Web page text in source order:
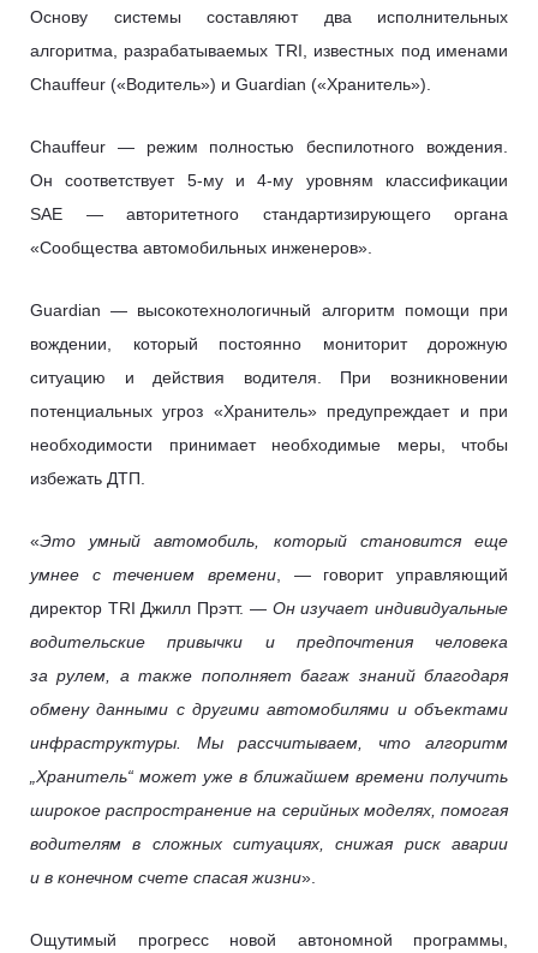
Основу системы составляют два исполнительных
алгоритма, разрабатываемых TRI, известных под именами
Chauffeur («Водитель») и Guardian («Хранитель»).
Chauffeur — режим полностью беспилотного вождения.
Он соответствует 5-му и 4-му уровням классификации
SAE — авторитетного стандартизирующего органа
«Сообщества автомобильных инженеров».
Guardian — высокотехнологичный алгоритм помощи при
вождении, который постоянно мониторит дорожную
ситуацию и действия водителя. При возникновении
потенциальных угроз «Хранитель» предупреждает и при
необходимости принимает необходимые меры, чтобы
избежать ДТП.
«Это умный автомобиль, который становится еще
умнее с течением времени , — говорит управляющий
директор TRI Джилл Прэтт. — Он изучает индивидуальные
водительские привычки и предпочтения человека
за рулем, а также пополняет багаж знаний благодаря
обмену данными с другими автомобилями и объектами
инфраструктуры. Мы рассчитываем, что алгоритм
„Хранитель“ может уже в ближайшем времени получить
широкое распространение на серийных моделях, помогая
водителям в сложных ситуациях, снижая риск аварии
и в конечном счете спасая жизни».
Ощутимый прогресс новой автономной программы,